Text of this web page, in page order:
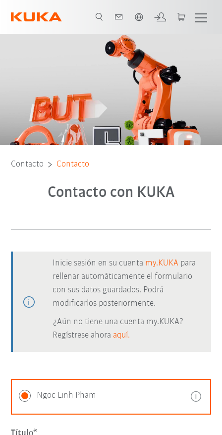
Contacto Contacto
Contacto con KUKA
Inicie sesión en su cuenta my.KUKA para
rellenar automáticamente el formulario
con sus datos guardados. Podrá
modificarlos posteriormente.
¿Aún no tiene una cuenta my.KUKA?
Regístrese ahora aquí.
Ngoc Linh Pham